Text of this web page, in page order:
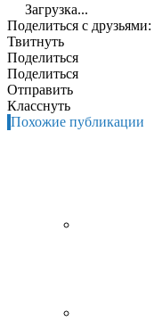
Загрузка...
Поделиться с друзьями:
Твитнуть
Поделиться
Поделиться
Отправить
Класснуть
Похожие публикации